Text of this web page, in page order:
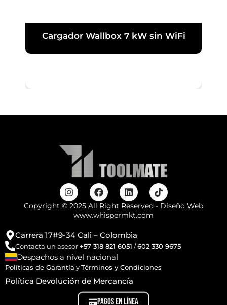
Cargador Wallbox 7 kW sin WiFi
Copyright © 2025 All Right Reserved - Diseño Web
www.whispermkt.com
Carrera 17#9-34 Cali – Colombia
Contacta un asesor+57 318 821 6051 /602 330 9675
Despachos a nivel nacional
Políticas de Garantía yTérminos y Condiciones
Política Devolución de Mercancía
PAGOS EN LÍNEA